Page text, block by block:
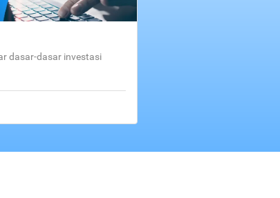
dasar-dasar investasi